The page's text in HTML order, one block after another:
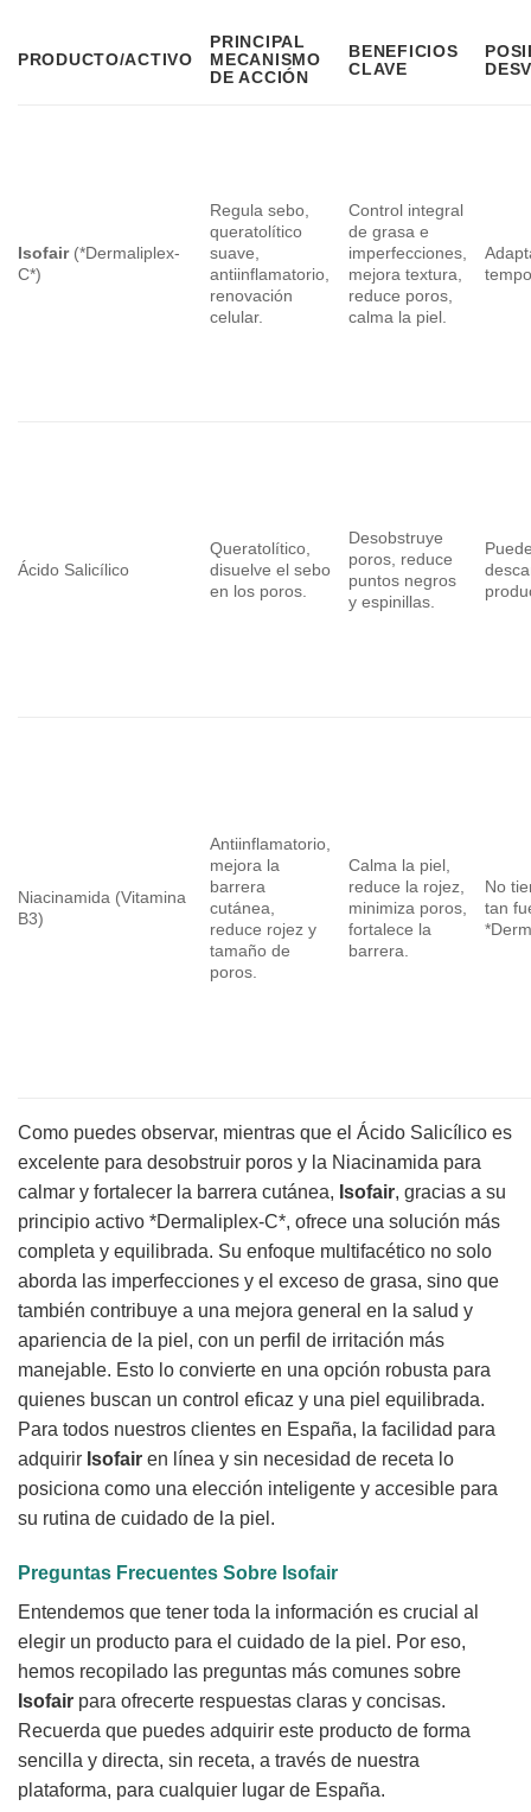
PRODUCTO/ACTIVO
PRINCIPAL
MECANISMO
DE ACCIÓN
BENEFICIOS
CLAVE
Isofair(*Dermaliplex-
C*)
Regula sebo,
queratolítico
suave,
antiinflamatorio,
renovación
celular.
Control integral
de grasa e
imperfecciones,
mejora textura,
reduce poros,
calma la piel.
Ácido Salicílico
Queratolítico,
disuelve el sebo
en los poros.
Desobstruye
poros, reduce
puntos negros
y espinillas.
Niacinamida (Vitamina
B3)
Antiinflamatorio,
mejora la
barrera
cutánea,
reduce rojez y
tamaño de
poros.
Calma la piel,
reduce la rojez,
minimiza poros,
fortalece la
barrera.
No
tan
Como puedes observar, mientras que el Ácido Salicílico es
excelente para desobstruir poros y la Niacinamida para
calmar y fortalecer la barrera cutánea, Isofair, gracias a su
principio activo *Dermaliplex-C*, ofrece una solución más
completa y equilibrada. Su enfoque multifacético no solo
aborda las imperfecciones y el exceso de grasa, sino que
también contribuye a una mejora general en la salud y
apariencia de la piel, con un perfil de irritación más
manejable. Esto lo convierte en una opción robusta para
quienes buscan un control eficaz y una piel equilibrada.
Para todos nuestros clientes en España, la facilidad para
adquirir Isofair en línea y sin necesidad de receta lo
posiciona como una elección inteligente y accesible para
su rutina de cuidado de la piel.
Preguntas Frecuentes Sobre Isofair
Entendemos que tener toda la información es crucial al
elegir un producto para el cuidado de la piel. Por eso,
hemos recopilado las preguntas más comunes sobre
Isofair para ofrecerte respuestas claras y concisas.
Recuerda que puedes adquirir este producto de forma
sencilla y directa, sin receta, a través de nuestra
plataforma, para cualquier lugar de España.